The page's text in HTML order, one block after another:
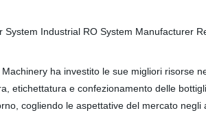
ha investito le sue migliori risorse
etichettatura e confezionamento delle
cogliendo le aspettative del mercato negli